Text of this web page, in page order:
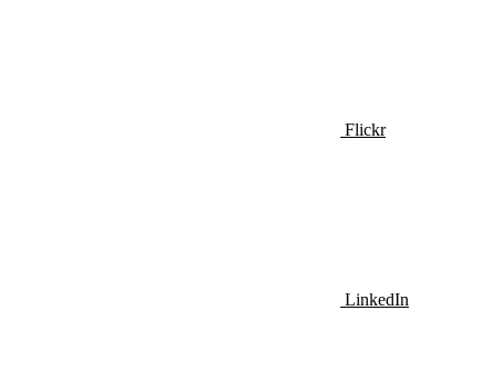
Flickr
LinkedIn